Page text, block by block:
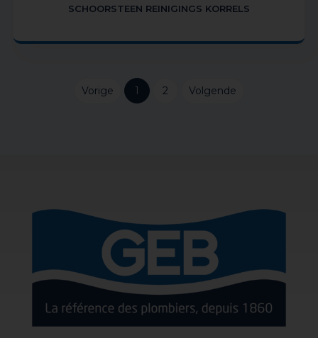
SCHOORSTEEN REINIGINGS KORRELS
Vorige 1 2 Volgende